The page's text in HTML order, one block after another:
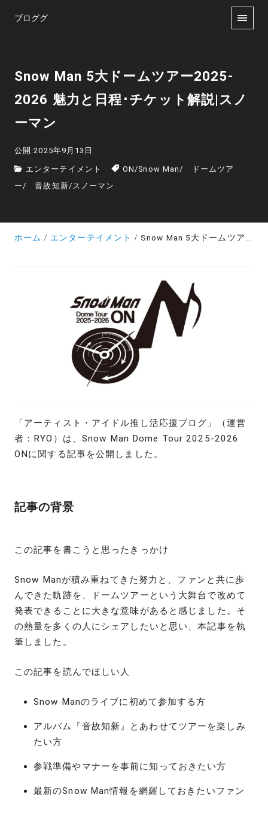
ブロググ
Snow Man 5大ドームツアー2025-
2026 魅力と日程･チケット解説|スノ
ーマン
公開:2025年9月13日
エンターテイメント ON /Snow Man / ドームツア
ー / 音故知新/ スノーマン
ホーム エンターテイメント Snow Man 5大ドームツアー2025-2026 魅力と日程･チケット解説|スノーマン
「アーティスト・アイドル推し活応援ブログ」（運営
者：RYO）は、Snow Man Dome Tour 2025-2026
ONに関する記事を公開しました。
記事の背景
この記事を書こうと思ったきっかけ
Snow Manが積み重ねてきた努力と、ファンと共に歩
んできた軌跡を、ドームツアーという大舞台で改めて
発表できることに大きな意味があると感じました。そ
の熱量を多くの人にシェアしたいと思い、本記事を執
筆しました。
この記事を読んでほしい人
Snow Manのライブに初めて参加する方
アルバム『音故知新』とあわせてツアーを楽しみ
たい方
参戦準備やマナーを事前に知っておきたい方
最新のSnow Man情報を網羅しておきたいファン